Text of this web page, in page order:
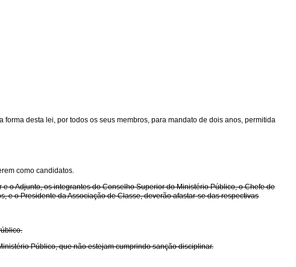
desta lei, por todos os seus membros, para mandato de dois anos, permitida
como candidatos.
o Adjunto, os integrantes do Conselho Superior do Ministério Público, o Chefe de
e o Presidente da Associação de Classe, deverão afastar-se das respectivas
Público, que não estejam cumprindo sanção disciplinar.